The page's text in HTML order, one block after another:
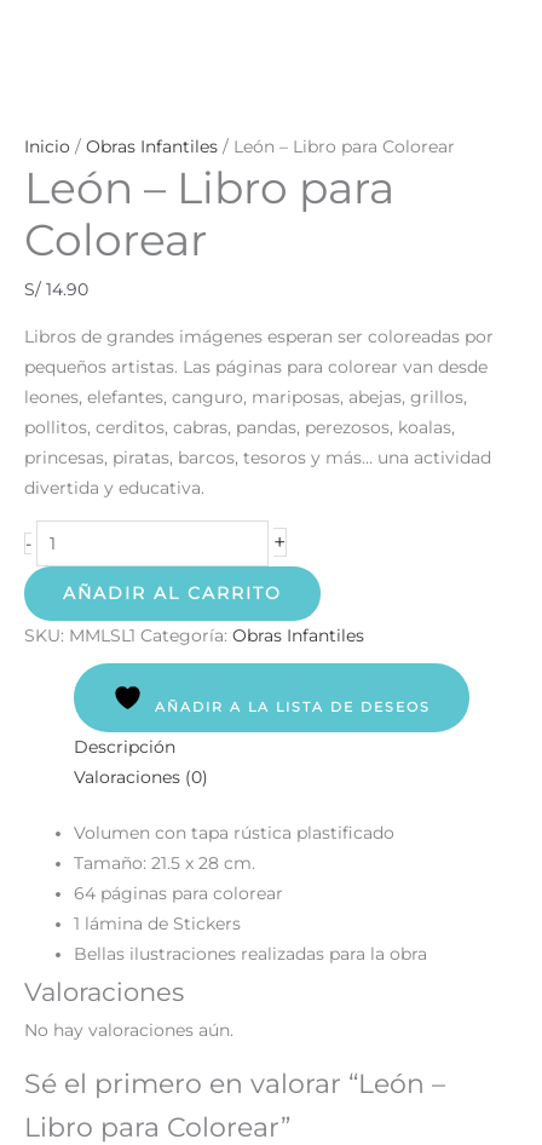
Inicio / Obras Infantiles / León – Libro para Colorear
León – Libro para
Colorear
S/ 14.90
Libros de grandes imágenes esperan ser coloreadas por
pequeños artistas. Las páginas para colorear van desde
leones, elefantes, canguro, mariposas, abejas, grillos,
pollitos, cerditos, cabras, pandas, perezosos, koalas,
princesas, piratas, barcos, tesoros y más… una actividad
divertida y educativa.
- +
AÑADIR AL CARRITO
SKU: MMLSL1 Categoría: Obras Infantiles
AÑADIR A LA LISTA DE DESEOS
Descripción
Valoraciones (0)
Volumen con tapa rústica plastificado
Tamaño: 21.5 x 28 cm.
64 páginas para colorear
1 lámina de Stickers
Bellas ilustraciones realizadas para la obra
Valoraciones
No hay valoraciones aún.
Sé el primero en valorar “León –
Libro para Colorear”